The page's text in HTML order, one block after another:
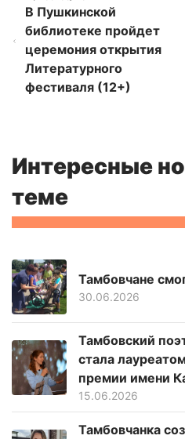
В Пушкинской
библиотеке пройдет
церемония открытия
Литературного
фестиваля (12+)
Интересные
теме
Тамбовчане
30.06.2026
Тамбовский
стала
премии имени
15.06.2026
Тамбовчанка